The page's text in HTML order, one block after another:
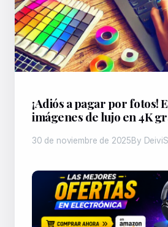
¡Adiós a pagar por fotos!
imágenes de lujo en 4K
30 de noviembre de 2025By